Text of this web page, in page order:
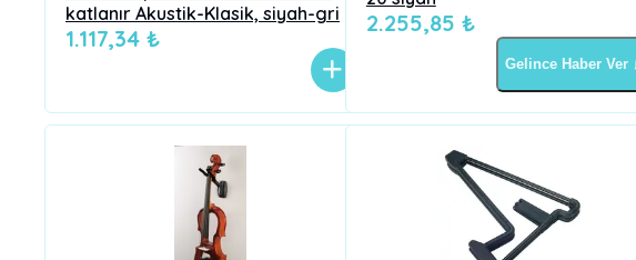
katlanır Akustik-Klasik, siyah-gri
1.117,34 ₺
2.255,85 ₺
Gelince Haber Ver